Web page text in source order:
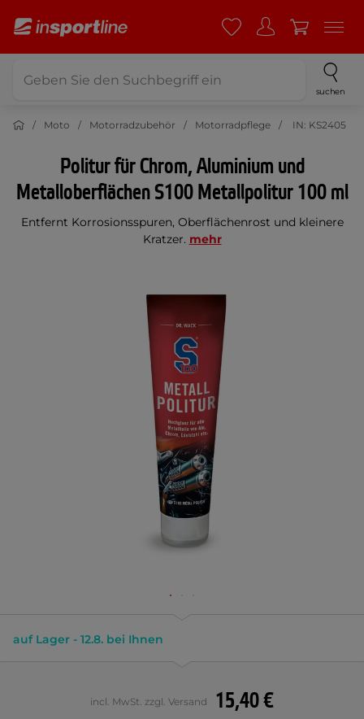
suchen
Moto Motorradzubehör Motorradpflege IN: KS2405
Politur für Chrom, Aluminium und
Metalloberflächen S100 Metallpolitur 100 ml
Entfernt Korrosionsspuren, Oberflächenrost und kleinere
Kratzer. mehr
auf Lager - 12.8. bei Ihnen
15,40 €
incl. MwSt. zzgl. Versand